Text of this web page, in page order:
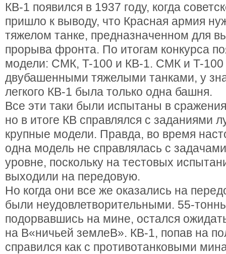
КВ-1 появился в 1937 году, когда
пришло к выводу, что Красная армия
тяжелом танке, предназначенном для
прорыва фронта. По итогам конкурса
модели: СМК, T-100 и КВ-1. СМК и T-
двубашенными тяжелыми танками, у
легкого КВ-1 была только одна башня.
Все эти таки были испытаны в
но в итоге КВ справлялся с заданиями
крупные модели. Правда, во время
одна модель не справлялась с
уровне, поскольку на тестовых
выходили на передовую.
Но когда они все же оказались на
были неудовлетворительными. 55-
подорвавшись на мине, остался
на В«ничьей землеВ». КВ-1, попав на
справился как с противотанковыми